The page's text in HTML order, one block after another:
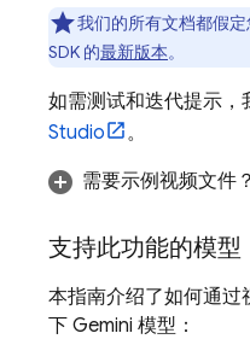
我们的所有文档都假
SDK 的最新版本。
如需测试和迭代提示，
Studio
。
需要示例视频文件？
支持此功能的模型
本指南介绍了如何通过
下 Gemini 模型：